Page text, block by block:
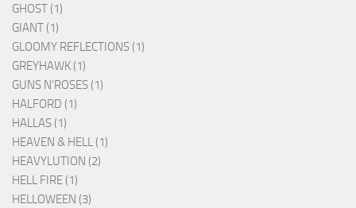
GHOST (1)
GIANT (1)
GLOOMY REFLECTIONS (1)
GREYHAWK (1)
GUNS N'ROSES (1)
HALFORD (1)
HALLAS (1)
HEAVEN & HELL (1)
HEAVYLUTION (2)
HELL FIRE (1)
HELLOWEEN (3)